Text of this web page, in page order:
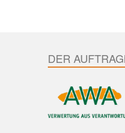
DER